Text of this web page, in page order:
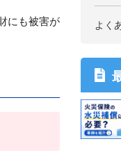
にも被害が
よく